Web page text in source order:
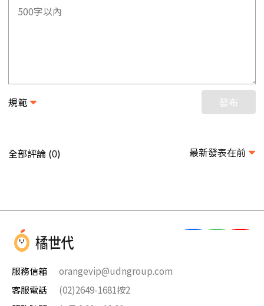
規範 發布
全部評論 (0) 最新發表在前
服務信箱
orangevip@udngroup.com
客服電話
(02)2649-1681按2